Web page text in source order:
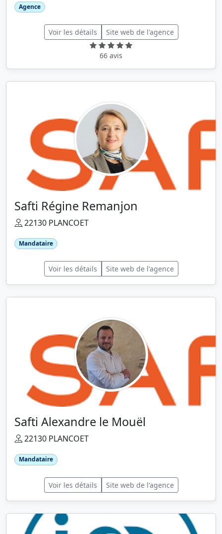
Agence
Voir les détails Site web de l'agence
66 avis
Safti Régine Remanjon
22130 PLANCOET
Mandataire
Voir les détails Site web de l'agence
Safti Alexandre le Mouël
22130 PLANCOET
Mandataire
Voir les détails Site web de l'agence